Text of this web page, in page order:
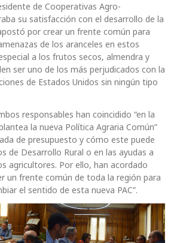
de Cooperativas Agro-
su satisfacción con el desarrollo de la
por crear un frente común para
de los aranceles en estos
a los frutos secos, almendra y
ser uno de los más perjudicados con la
de Estados Unidos sin ningún tipo
responsables han coincidido “en la
la nueva Política Agraria Común”
de presupuesto y cómo este puede
de Desarrollo Rural o en las ayudas a
agricultores. Por ello, han acordado
un frente común de toda la región para
el sentido de esta nueva PAC”.